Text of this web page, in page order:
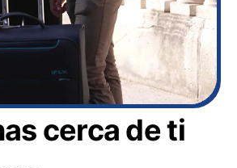
cerca de ti